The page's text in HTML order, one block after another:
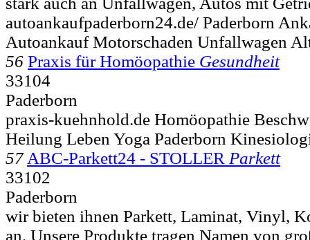
autoankaufpaderborn24.de/ Paderborn
Autoankauf Motorschaden Unfallwagen
56 Praxis für Homöopathie Gesundheit
33104
Paderborn
praxis-kuehnhold.de Homöopathie
Heilung Leben Yoga Paderborn
57 ABC-Parkett24 - STOLLER Parkett
33102
Paderborn
wir bieten ihnen Parkett, Laminat, Vinyl,
an. Unsere Produkte tragen Namen von